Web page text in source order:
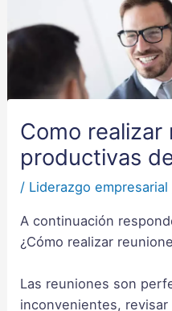
Como realizar
productivas
/ Liderazgo empresarial
A continuación
¿Cómo realizar
Las reuniones son
inconvenientes,